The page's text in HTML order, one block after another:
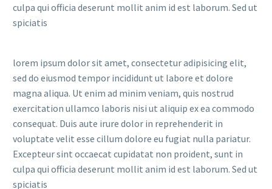
culpa qui officia deserunt mollit anim id est laborum. Sed ut
spiciatis
lorem ipsum dolor sit amet, consectetur adipisicing elit,
sed do eiusmod tempor incididunt ut labore et dolore
magna aliqua. Ut enim ad minim veniam, quis nostrud
exercitation ullamco laboris nisi ut aliquip ex ea commodo
consequat. Duis aute irure dolor in reprehenderit in
voluptate velit esse cillum dolore eu fugiat nulla pariatur.
Excepteur sint occaecat cupidatat non proident, sunt in
culpa qui officia deserunt mollit anim id est laborum. Sed ut
spiciatis